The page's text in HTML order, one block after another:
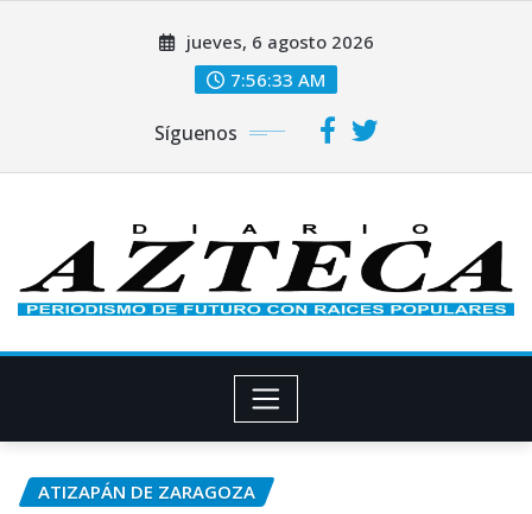
jueves, 6 agosto 2026
7:56:34 AM
Síguenos
ATIZAPÁN DE ZARAGOZA